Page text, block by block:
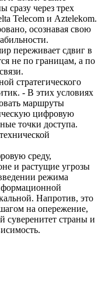
сразу через трех
Telecom и Aztelekom.
осознавая свою
переживает сдвиг в
не по границам, а по
стратегического
- В этих условиях
маршруты
цифровую
точки доступа.
среду,
и растущие угрозы
режима
Напротив, это
на опережение,
суверенитет страны и